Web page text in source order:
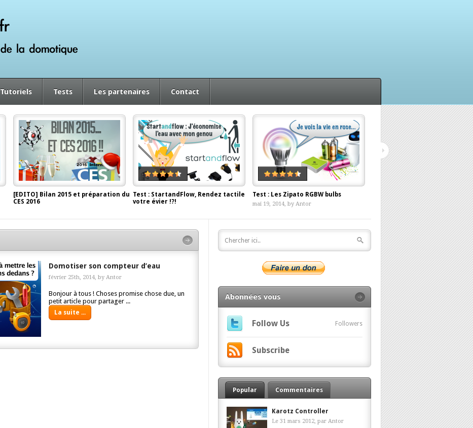
Tutoriels Tests Les partenaires Contact
[EDITO] Bilan 2015 et préparation du
CES 2016
Test : StartandFlow, Rendez tactile
votre évier !?!
Test : Les Zipato RGBW bulbs
mai 19, 2014, by Antor
Withings, ça push ma balance ?
avril 12, 2014, byAntor
Domotiser son compteur d’eau
février 25th, 2014, by Antor
Bonjour à tous ! Choses promise chose due, un
petit article pour partager ...
La suite ...
Abonnées vous
Follow Us Followers
Subscribe
Popular Commentaires
Karotz Controller
Le 31 mars 2012, par Antor